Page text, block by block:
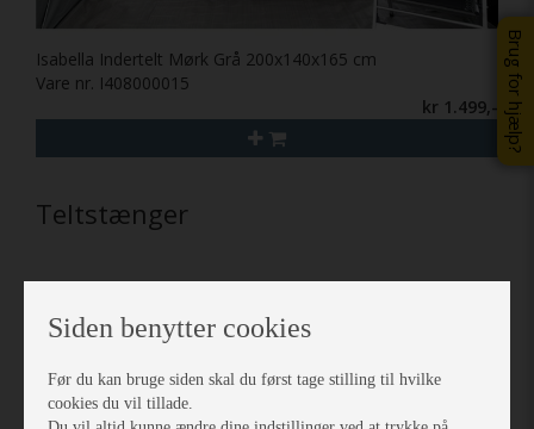
Brug for hjælp?
Isabella Indertelt Mørk Grå 200x140x165 cm
Vare nr. I408000015
kr 1.499,-
Teltstænger
Siden benytter cookies
Før du kan bruge siden skal du først tage stilling til hvilke
cookies du vil tillade.